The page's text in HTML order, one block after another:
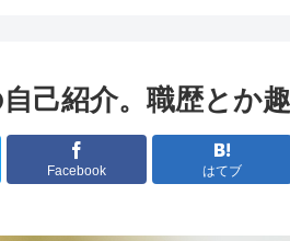
己紹介。職歴とか
Facebook はてブ